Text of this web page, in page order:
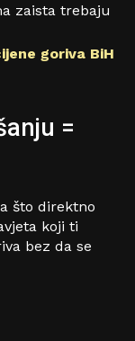
zaista trebaju
goriva BiH
=
što direktno
koji ti
bez da se